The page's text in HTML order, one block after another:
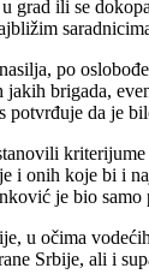
grad ili se
po
brigada,
da je
i onih koje bi i
je bio
u očima
Srbije, ali i